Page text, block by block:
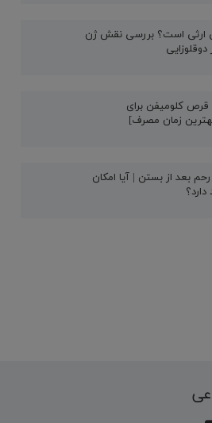
ارثی است؟ بررسی نقش ژن
دوقلوزایی
کلومیفن برای
زمان مصرف]
رحم بعد از بستن | آیا امکان